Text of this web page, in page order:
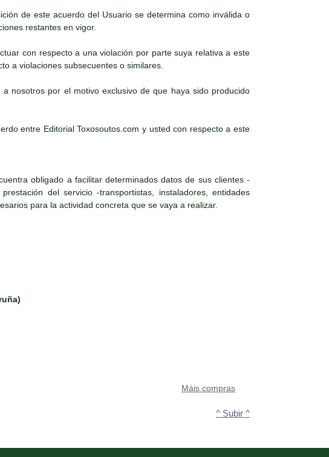
de este acuerdo del Usuario se determina como inválida o
restantes en vigor.
con respecto a una violación por parte suya relativa a este
a violaciones subsecuentes o similares.
nosotros por el motivo exclusivo de que haya sido producido
entre Editorial Toxosoutos.com y usted con respecto a este
obligado a facilitar determinados datos de sus clientes -
del servicio -transportistas, instaladores, entidades
para la actividad concreta que se vaya a realizar.
Máis compras
^ Subir ^